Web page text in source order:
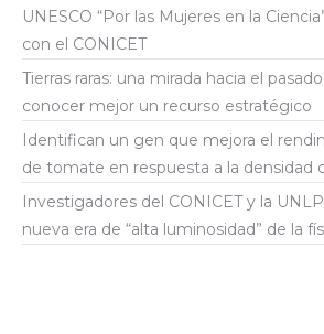
UNESCO “Por las Mujeres en la
con el CONICET
Tierras raras: una mirada hacia el
conocer mejor un recurso estratégico
Identifican un gen que mejora el
de tomate en respuesta a la densidad
Investigadores del CONICET y la
nueva era de “alta luminosidad” de la